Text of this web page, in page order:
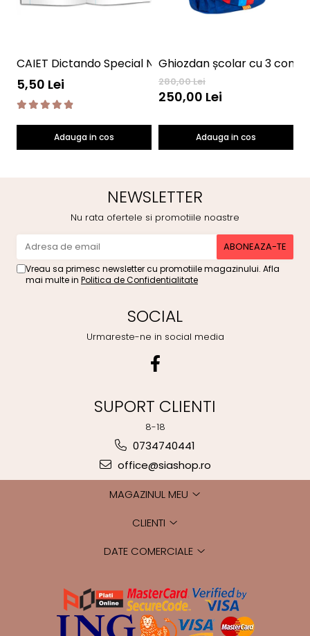
CAIET Dictando Special NumLit CD
5,50 Lei
Adauga in cos
280,00 Lei
250,00 Lei
Adauga in cos
NEWSLETTER
Nu rata ofertele si promotiile noastre
Vreau sa primesc newsletter cu promotiile magazinului. Afla
mai multe in Politica de Confidentialitate
SOCIAL
Urmareste-ne in social media
SUPORT CLIENTI
8-18
0734740441
office@siashop.ro
MAGAZINUL MEU
CLIENTI
DATE COMERCIALE